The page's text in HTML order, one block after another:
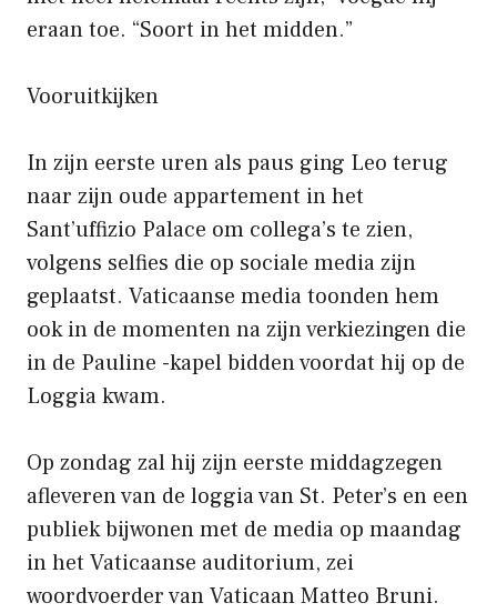
eraan toe. “Soort in het midden.”
Vooruitkijken
In zijn eerste uren als paus ging Leo terug
naar zijn oude appartement in het
Sant’uffizio Palace om collega’s te zien,
volgens selfies die op sociale media zijn
geplaatst. Vaticaanse media toonden hem
ook in de momenten na zijn verkiezingen die
in de Pauline -kapel bidden voordat hij op de
Loggia kwam.
Op zondag zal hij zijn eerste middagzegen
afleveren van de loggia van St. Peter’s en een
publiek bijwonen met de media op maandag
in het Vaticaanse auditorium, zei
woordvoerder van Vaticaan Matteo Bruni.